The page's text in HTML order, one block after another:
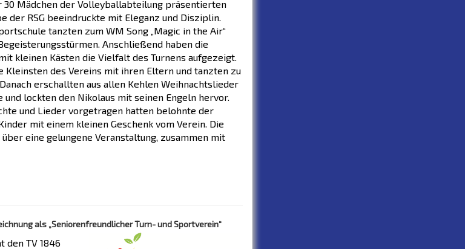
30 Mädchen der Volleyballabteilung präsentierten
der RSG beeindruckte mit Eleganz und Disziplin.
tanzten zum WM Song „Magic in the Air“
Anschließend haben die
kleinen Kästen die Vielfalt des Turnens aufgezeigt.
Kleinsten des Vereins mit ihren Eltern und tanzten zu
erschallten aus allen Kehlen Weihnachtslieder
lockten den Nikolaus mit seinen Engeln hervor.
und Lieder vorgetragen hatten belohnte der
mit einem kleinen Geschenk vom Verein. Die
eine gelungene Veranstaltung, zusammen mit
als „Seniorenfreundlicher Turn- und Sportverein“
den TV 1846